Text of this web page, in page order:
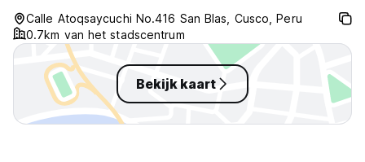
Calle Atoqsaycuchi No.416 San Blas, Cusco, Peru
0.7km van het stadscentrum
Bekijk kaart